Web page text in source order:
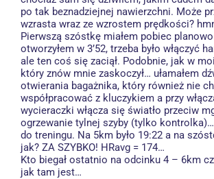
po tak beznadziejnej nawierzchni. Może
wzrasta wraz ze wzrostem prędkości?
Pierwszą szóstkę miałem pobiec planowo
otworzyłem w 3’52, trzeba było włączyć
ale ten coś się zaciął. Podobnie, jak w
który znów mnie zaskoczył… ułamałem
otwierania bagażnika, który również nie
współpracować z kluczykiem a przy
wycieraczki włącza się światło przeciw
ogrzewanie tylnej szyby (tylko
do treningu. Na 5km było 19:22 a na
jak? ZA SZYBKO! HRavg = 174…
Kto biegał ostatnio na odcinku 4 – 6km
jak tam jest…